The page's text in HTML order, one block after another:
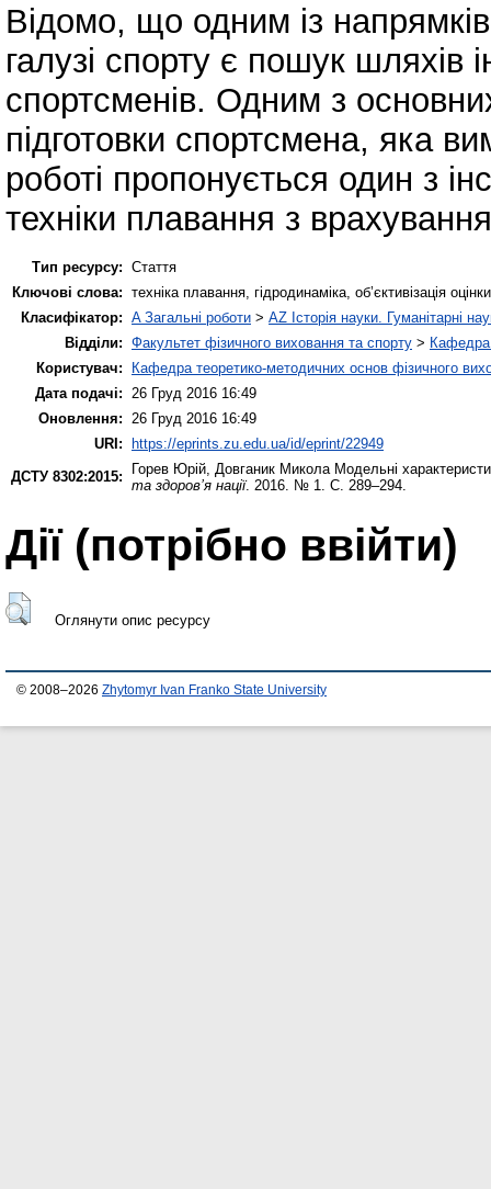
Відомо, що одним із напрямків
галузі спорту є пошук шляхів
спортсменів. Одним з
підготовки спортсмена, яка
роботі пропонується один з
техніки плавання з
Тип ресурсу: Стаття
Ключові слова: техніка плавання, гідродинаміка, об’єктивізація
Класифікатор: A Загальні роботи > AZ Історія науки. Гуманітарні
Відділи: Факультет фізичного виховання та спорту > Кафедра
Користувач:
Кафедра теоретико-методичних основ фізичного
Дата подачі:
26 Груд 2016 16:49
Оновлення:
26 Груд 2016 16:49
URI: https://eprints.zu.edu.ua/id/eprint/22949
ДСТУ 8302:2015:
Горев Юрій Довганик Микола Модельні
та здоров’я нації. 2016. № 1. С. 289–294.
Дії ​​(потрібно ввійти)
Оглянути опис ресурсу
© 2008–2026 Zhytomyr Ivan Franko State University